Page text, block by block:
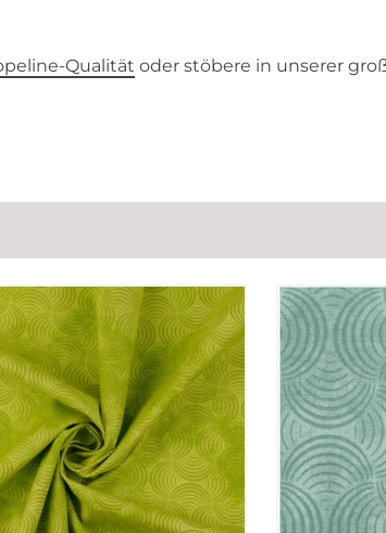
Qualität oder stöbere in unserer